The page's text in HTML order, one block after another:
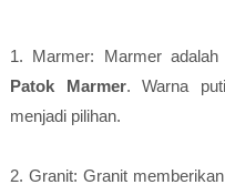
1. Marmer: Marmer
Patok Marmer. Warna
menjadi pilihan.
2. Granit: Granit